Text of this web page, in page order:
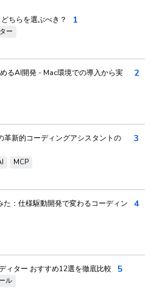
ちらを選ぶべき？
ー
1
るAI開発 - Mac環境での導入から実
2
新的コーディングアシスタントの
MCP
3
：仕様駆動開発で変わるコーディン
4
ィター おすすめ12選を徹底比較
ル
5